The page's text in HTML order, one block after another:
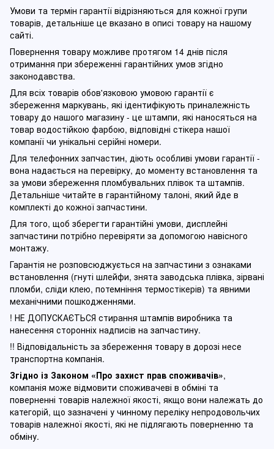
Умови та термін гарантії відрізняються для кожної групи
товарів, детальніше це вказано в описі товару на нашому
сайті.
Повернення товару можливе протягом 14 днів після
отримання при збереженні гарантійних умов згідно
законодавства.
Для всіх товарів обов'язковою умовою гарантії є
збереження маркувань, які ідентифікують приналежність
товару до нашого магазину - це штампи, які наносяться на
товар водостійкою фарбою, відповідні стікера нашої
компанії чи унікальні серійні номери.
Для телефонних запчастин, діють особливі умови гарантії -
вона надається на перевірку, до моменту встановлення та
за умови збереження пломбувальних плівок та штампів.
Детальніше читайте в гарантійному талоні, який йде в
комплекті до кожної запчастини.
Для того, щоб зберегти гарантійні умови, дисплейні
запчастини потрібно перевіряти за допомогою навісного
монтажу.
Гарантія не розповсюджується на запчастини з ознаками
встановлення (гнуті шлейфи, знята заводська плівка, зірвані
пломби, сліди клею, потемніння термостікерів) та явними
механічними пошкодженнями.
! НЕ ДОПУСКАЄТЬСЯ стирання штампів виробника та
нанесення сторонніх надписів на запчастину.
!! Відповідальність за збереження товару в дорозі несе
транспортна компанія.
Згідно із Законом «Про захист прав споживачів»,
компанія може відмовити споживачеві в обміні та
поверненні товарів належної якості, якщо вони належать до
категорій, що зазначені у чинному переліку непродовольчих
товарів належної якості, які не підлягають поверненню та
обміну.